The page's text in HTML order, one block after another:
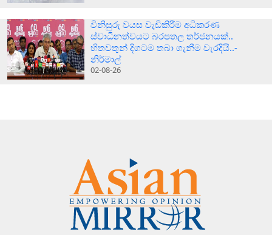
විනිසුරු වයස වැඩිකිරීම අධිකරණ
ස්වාධීනත්වයට බරපතල තර්ජනයක්..
හිතවතුන් දිගටම තබා ගැනීම වැරදියි..-
නිර්මාල්
02-08-26